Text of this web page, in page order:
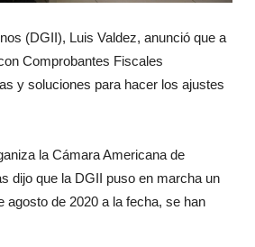
(DGII), Luis Valdez, anunció que a
Comprobantes Fiscales
y soluciones para hacer los ajustes
la Cámara Americana de
dijo que la DGII puso en marcha un
agosto de 2020 a la fecha, se han